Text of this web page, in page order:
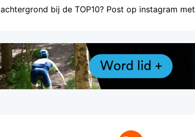
bij de TOP10? Post op instagram met